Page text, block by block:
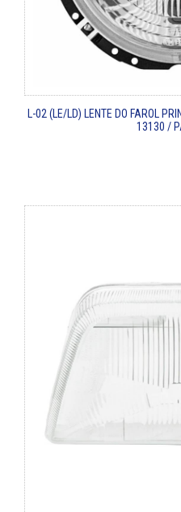
L-02 (LE/LD) LENTE DO FAROL
13130 /